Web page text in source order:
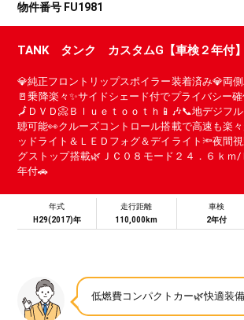
物件番号 FU1981
TANK タンク カスタムG【車検２年付】
💎純正フロントリップスポイラー装着済み💎両
🚪乗降楽々✨サイドシェード付でプライバシー
🗾ＤＶＤ📀Ｂｌｕｅｔｏｏｔｈ📱🎶📞地デジフ
聴可能👀クルーズコントロール搭載で高速も楽
ッドライト＆ＬＥＤフォグ＆デイライト🔦夜間
グストップ搭載🌿ＪＣ０８モード２４．６ｋｍ/
年付🚗
年式
H29(2017)年
走行距離
110,000km
車検
2年付
低燃費コンパクトカー🌿快適装